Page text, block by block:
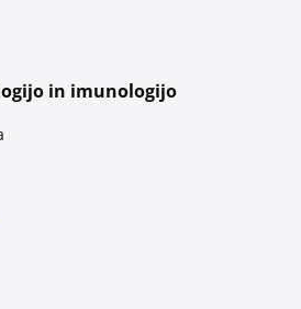
in imunologijo